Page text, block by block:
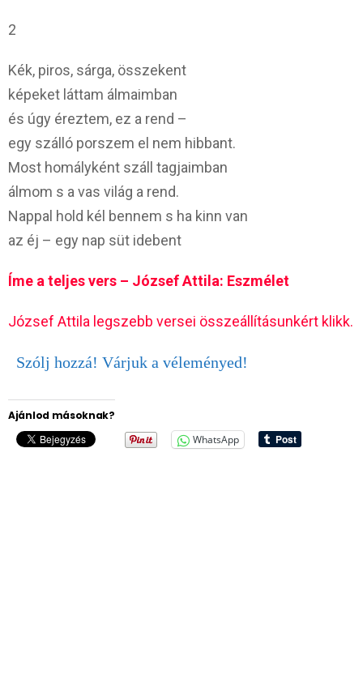
2
Kék, piros, sárga, összekent
képeket láttam álmaimban
és úgy éreztem, ez a rend –
egy szálló porszem el nem hibbant.
Most homályként száll tagjaimban
álmom s a vas világ a rend.
Nappal hold kél bennem s ha kinn van
az éj – egy nap süt idebent
Íme a teljes vers – József Attila: Eszmélet
József Attila legszebb versei összeállításunkért klikk.
Szólj hozzá! Várjuk a véleményed!
Ajánlod másoknak?
WhatsApp